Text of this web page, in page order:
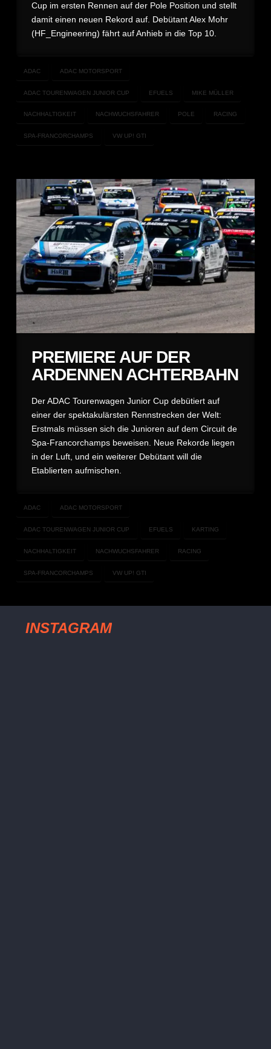
Cup im ersten Rennen auf der Pole Position und stellt
damit einen neuen Rekord auf. Debütant Alex Mohr
(HF_Engineering) fährt auf Anhieb in die Top 10.
ADAC ADAC MOTORSPORT
ADAC TOURENWAGEN JUNIOR CUP EFUELS MIKE MÜLLER
NACHHALTIGKEIT NACHWUCHSFAHRER POLE RACING
SPA-FRANCORCHAMPS VW UP! GTI
PREMIERE AUF DER
ARDENNEN ACHTERBAHN
Der ADAC Tourenwagen Junior Cup debütiert auf
einer der spektakulärsten Rennstrecken der Welt:
Erstmals müssen sich die Junioren auf dem Circuit de
Spa-Francorchamps beweisen. Neue Rekorde liegen
in der Luft, und ein weiterer Debütant will die
Etablierten aufmischen.
ADAC ADAC MOTORSPORT
ADAC TOURENWAGEN JUNIOR CUP EFUELS KARTING
NACHHALTIGKEIT NACHWUCHSFAHRER RACING
SPA-FRANCORCHAMPS VW UP! GTI
INSTAGRAM